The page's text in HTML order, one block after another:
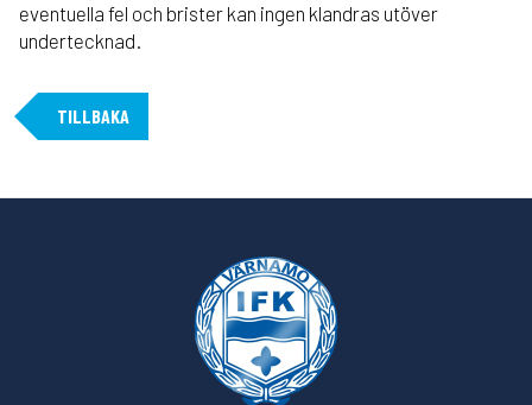
eventuella fel och brister kan ingen klandras utöver
undertecknad.
TILLBAKA